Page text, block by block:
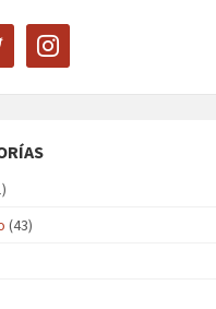
instagram
(43)